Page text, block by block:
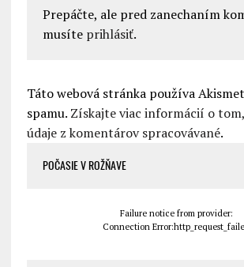
Prepáčte, ale pred zanechaním
musíte prihlásiť.
Táto webová stránka používa
spamu. Získajte viac informácií o tom,
údaje z komentárov spracovávané.
POČASIE V ROŽŇAVE
Failure notice from provider:
Connection